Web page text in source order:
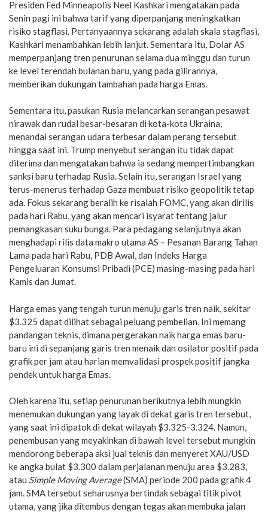
Presiden Fed Minneapolis Neel Kashkari mengatakan pada
Senin pagi ini bahwa tarif yang diperpanjang meningkatkan
risiko stagflasi. Pertanyaannya sekarang adalah skala stagflasi,
Kashkari menambahkan lebih lanjut. Sementara itu, Dolar AS
memperpanjang tren penurunan selama dua minggu dan turun
ke level terendah bulanan baru, yang pada gilirannya,
memberikan dukungan tambahan pada harga Emas.
Sementara itu, pasukan Rusia melancarkan serangan pesawat
nirawak dan rudal besar-besaran di kota-kota Ukraina,
menandai serangan udara terbesar dalam perang tersebut
hingga saat ini. Trump menyebut serangan itu tidak dapat
diterima dan mengatakan bahwa ia sedang mempertimbangkan
sanksi baru terhadap Rusia. Selain itu, serangan Israel yang
terus-menerus terhadap Gaza membuat risiko geopolitik tetap
ada. Fokus sekarang beralih ke risalah FOMC, yang akan dirilis
pada hari Rabu, yang akan mencari isyarat tentang jalur
pemangkasan suku bunga. Para pedagang selanjutnya akan
menghadapi rilis data makro utama AS – Pesanan Barang Tahan
Lama pada hari Rabu, PDB Awal, dan Indeks Harga
Pengeluaran Konsumsi Pribadi (PCE) masing-masing pada hari
Kamis dan Jumat.
Harga emas yang tengah turun menuju garis tren naik, sekitar
$3.325 dapat dilihat sebagai peluang pembelian. Ini memang
pandangan teknis, dimana pergerakan naik harga emas baru-
baru ini di sepanjang garis tren menaik dan osilator positif pada
grafik per jam atau harian memvalidasi prospek positif jangka
pendek untuk harga Emas.
Oleh karena itu, setiap penurunan berikutnya lebih mungkin
menemukan dukungan yang layak di dekat garis tren tersebut,
yang saat ini dipatok di dekat wilayah $3.325-3.324. Namun,
penembusan yang meyakinkan di bawah level tersebut mungkin
mendorong beberapa aksi jual teknis dan menyeret XAU/USD
ke angka bulat $3.300 dalam perjalanan menuju area $3.283,
atau Simple Moving Average(SMA) periode 200 pada grafik 4
jam. SMA tersebut seharusnya bertindak sebagai titik pivot
utama, yang jika ditembus dengan tegas akan membuka jalan